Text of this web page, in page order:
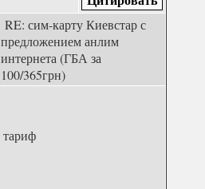
RE: сим-карту Киевстар с
предложением анлим
интернета (ГБА за
100/365грн)
тариф